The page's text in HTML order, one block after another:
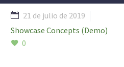
21 de julio de 2019
Showcase Concepts (Demo)
0